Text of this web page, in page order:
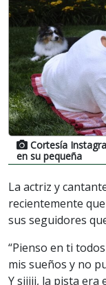
Cortesía
en su pequeña
La actriz y
recientemente
sus seguidores
“Pienso en ti
mis sueños y no
Y siiiii, la pista era